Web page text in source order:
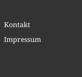
Kontakt
Impressum